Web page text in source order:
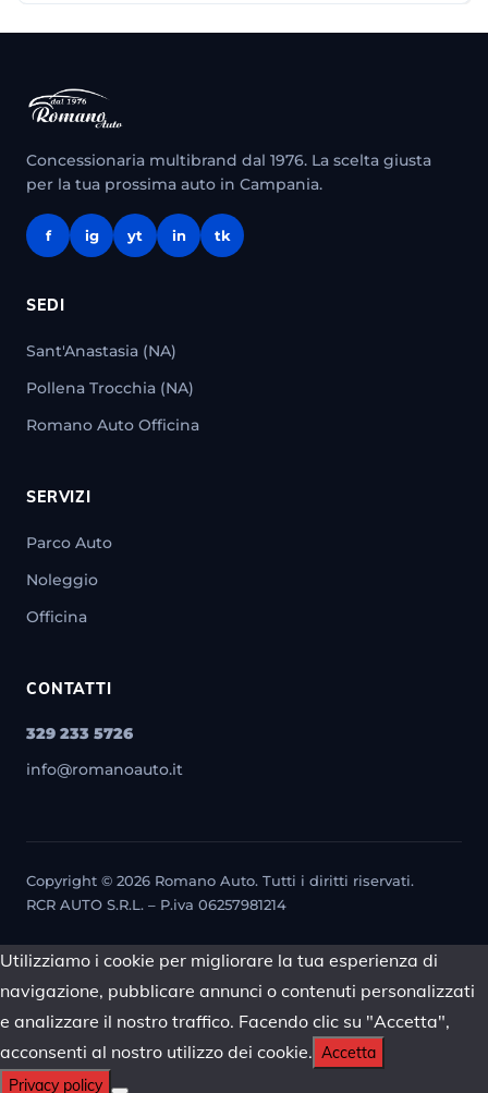
Concessionaria multibrand dal 1976. La scelta giusta
per la tua prossima auto in Campania.
f ig yt in tk
SEDI
Sant'Anastasia (NA)
Pollena Trocchia (NA)
Romano Auto Officina
SERVIZI
Parco Auto
Noleggio
Officina
CONTATTI
329 233 5726
info@romanoauto.it
Copyright © 2026 Romano Auto. Tutti i diritti riservati.
RCR AUTO S.R.L. – P.iva 06257981214
Utilizziamo i cookie per migliorare la tua esperienza di
navigazione, pubblicare annunci o contenuti personalizzati
e analizzare il nostro traffico. Facendo clic su "Accetta",
acconsenti al nostro utilizzo dei cookie. Accetta
Privacy policy